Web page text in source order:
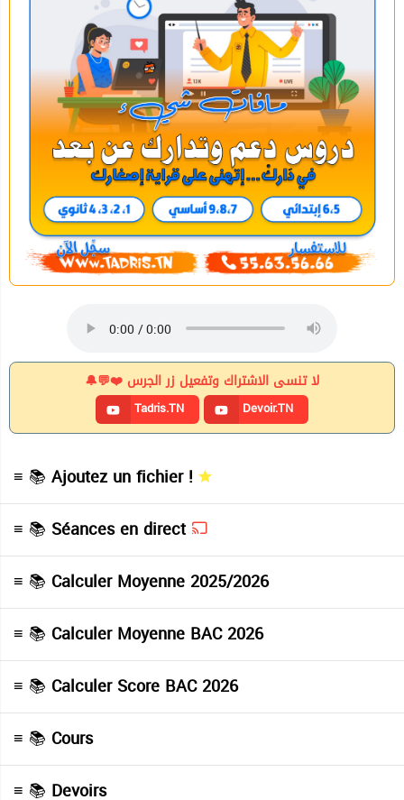
لا تنسى الاشتراك وتفعيل زر الجرس ❤️💬🔔
Tadris.TN Devoir.TN
≡ 📚 Ajoutez un fichier !
≡ 📚 Séances en direct
≡ 📚 Calculer Moyenne 2025/2026
≡ 📚 Calculer Moyenne BAC 2026
≡ 📚 Calculer Score BAC 2026
≡ 📚 Cours
≡ 📚 Devoirs